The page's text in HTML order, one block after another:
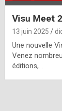
Visu Meet
13 juin 2025
Une nouvelle
Venez
éditions,…